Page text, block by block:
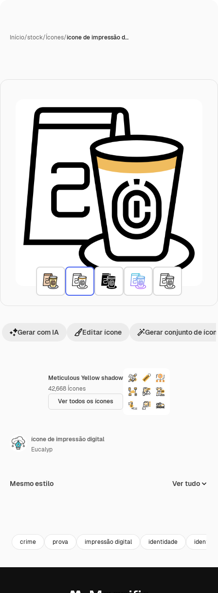
Início/stock/Ícones/ícone de impressão d…
Meticulous Yellow shadow
42,668 Ícones
Ver todos os ícones
Gerar com IA Editar ícone Gerar conjunto de
ícone de impressão digital
Eucalyp
Mesmo estilo Ver tudo
crime prova impressão digital identidade